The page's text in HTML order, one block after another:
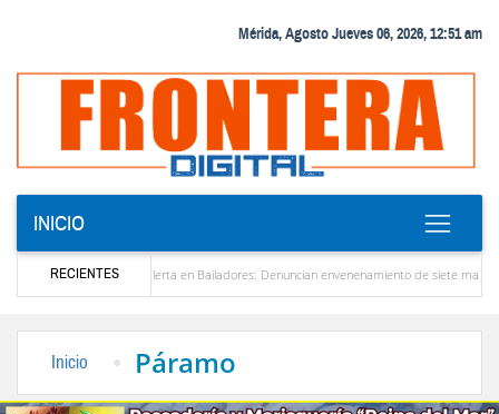
Mérida, Agosto Jueves 06, 2026, 12:51 am
INICIO
RECIENTES
Alerta en Bailadores: Denuncian envenenamiento de siete mascotas en El Rincón
Inicio Páramo